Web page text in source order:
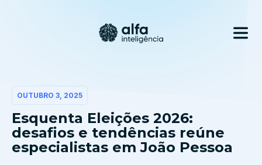
OUTUBRO 3, 2025
Esquenta Eleições 2026:
desafios e tendências reúne
especialistas em João Pessoa